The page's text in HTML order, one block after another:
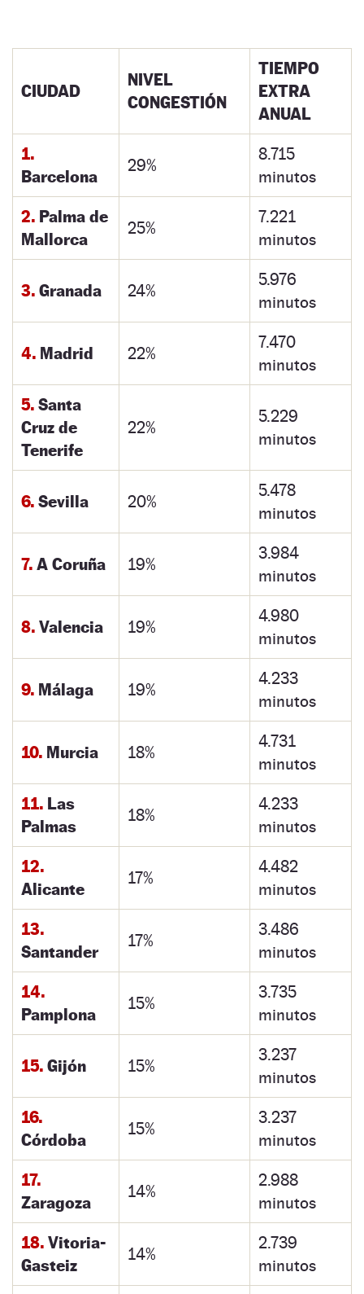
CIUDAD
NIVEL
CONGESTIÓN
TIEMPO
EXTRA
ANUAL
1.
Barcelona
29%
8.715
minutos
2. Palma de
Mallorca
25%
7.221
minutos
3. Granada 24%
5.976
minutos
4. Madrid 22%
7.470
minutos
5. Santa
Cruz de
Tenerife
22%
5.229
minutos
6. Sevilla 20%
5.478
minutos
7. A Coruña 19%
3.984
minutos
8. Valencia 19%
4.980
minutos
9. Málaga 19%
4.233
minutos
10. Murcia 18%
4.731
minutos
11. Las
Palmas
18%
4.233
minutos
12.
Alicante
17%
4.482
minutos
13.
Santander
17%
3.486
minutos
14.
Pamplona
15%
3.735
minutos
15. Gijón 15%
3.237
minutos
16.
Córdoba
15%
3.237
minutos
17.
Zaragoza
14%
2.988
minutos
18. Vitoria-
Gasteiz
14%
2.739
minutos